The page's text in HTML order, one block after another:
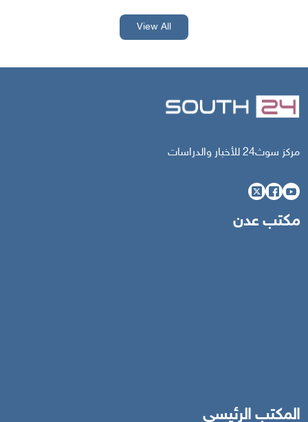
View All
مركز سوث24 للأخبار والدراسات
مكتب عدن
المكتب الرئيسي